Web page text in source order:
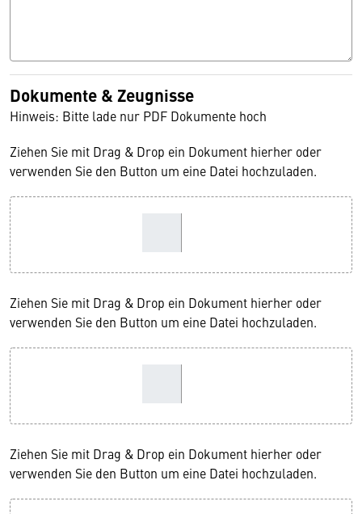
Dokumente & Zeugnisse
Hinweis: Bitte lade nur PDF Dokumente hoch
Ziehen Sie mit Drag & Drop ein Dokument hierher oder
verwenden Sie den Button um eine Datei hochzuladen.
Ziehen Sie mit Drag & Drop ein Dokument hierher oder
verwenden Sie den Button um eine Datei hochzuladen.
Ziehen Sie mit Drag & Drop ein Dokument hierher oder
verwenden Sie den Button um eine Datei hochzuladen.